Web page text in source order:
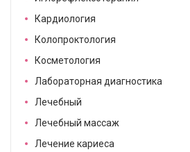
Кардиология
Колопроктология
Косметология
Лабораторная диагностика
Лечебный
Лечебный массаж
Лечение кариеса